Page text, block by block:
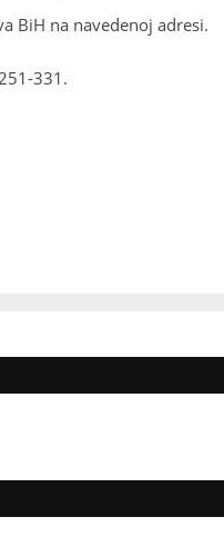
BiH na navedenoj adresi.
331.